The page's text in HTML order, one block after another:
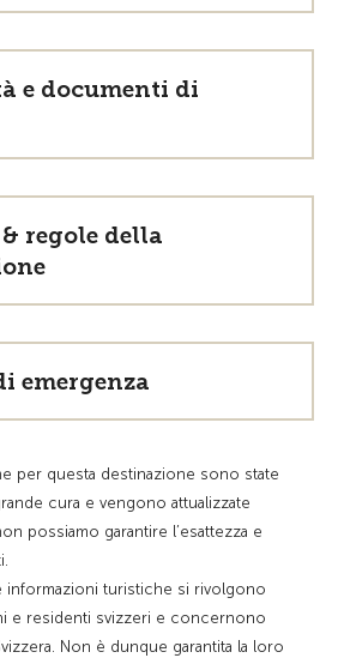
e documenti di
regole della
emergenza
per questa destinazione sono state
cura e vengono attualizzate
possiamo garantire l’esattezza e
informazioni turistiche si rivolgono
e residenti svizzeri e concernono
Non è dunque garantita la loro